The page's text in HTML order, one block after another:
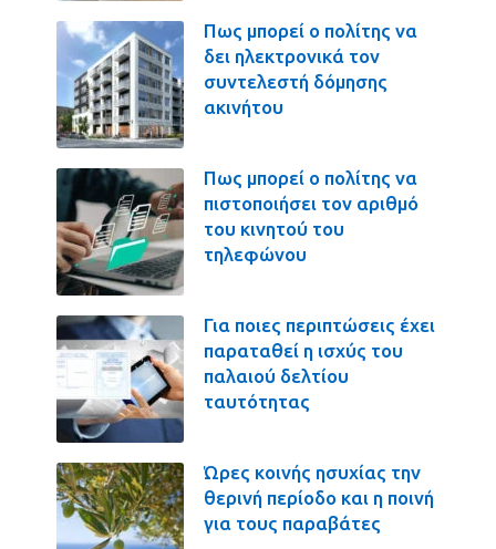
Πως μπορεί ο πολίτης να
δει ηλεκτρονικά τον
συντελεστή δόμησης
ακινήτου
Πως μπορεί ο πολίτης να
πιστοποιήσει τον αριθμό
του κινητού του
τηλεφώνου
Για ποιες περιπτώσεις έχει
παραταθεί η ισχύς του
παλαιού δελτίου
ταυτότητας
Ώρες κοινής ησυχίας την
θερινή περίοδο και η ποινή
για τους παραβάτες